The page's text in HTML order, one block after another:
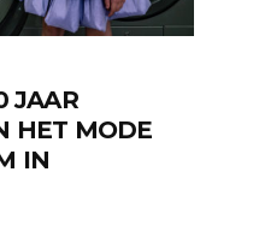
JAAR
HET MODE
IN